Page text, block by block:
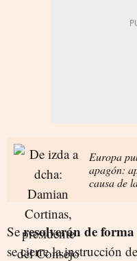
Europa
apagón:
causa de
Seresolverán de
se cierre la instrucción